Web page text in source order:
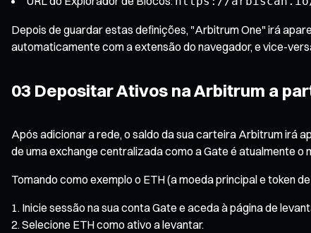
Depois de guardar estas definições, "Arbitrum One" irá
automaticamente com a extensão do navegador, e vice-
03 Depositar Ativos na Arbitrum a
Após adicionar a rede, o saldo da sua carteira Arbitrum irá
de uma exchange centralizada como a Gate é atualmente
Tomando como exemplo o ETH (a moeda principal e token
Inicie sessão na sua conta Gate e aceda à página de
Selecione ETH como ativo a levantar.